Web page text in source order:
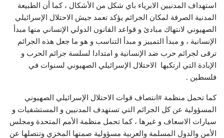
استهداف المدنيين الابرياء باي شكل من الأشكال ، كما أن الطبيعة
المدنية الصرفة لمكان الجرائم يؤكد تعمد جيش الاحتلال الإسرائيلي
الصهيوني لانتهاك مبادئ و قواعد القانون الدولي الإنساني منها مبدأ
الإنسانية ، و مبدأ التمييز و مبدأ التناسب و هو ما جعل هذه الجرائم
ترقى لجرائم حرب ضد الإنسانية و امتدادا لسلسة جرائم الحرب و
الإبادة التي ارتكبها الاحتلال الإسرائيلي الصهيوني لسنوات في
فلسطين .
كما تحمل منظمة #انتصاف قوات الاحتلال الإسرائيلي الصهيوني
المسؤولية عن كل الجرائم التي تستهدف المدنيين و المستشفيات و
سيارات الاسعاف و غيرها ، كما تحمل منظمة الأمم المتحدة ومجلس
الأمن والدول المسلمة والعربية مسؤولية صمتها المخزي وتنصلها عن